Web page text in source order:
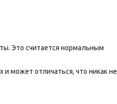
Это считается нормальным
может отличаться, что никак не